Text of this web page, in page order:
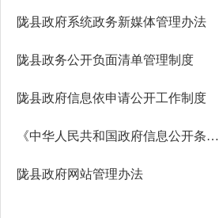
陇县政府系统政务新媒体管理办法
陇县政务公开负面清单管理制度
陇县政府信息依申请公开工作制度
《中华人民共和国政府信息公开条例》
陇县政府网站管理办法